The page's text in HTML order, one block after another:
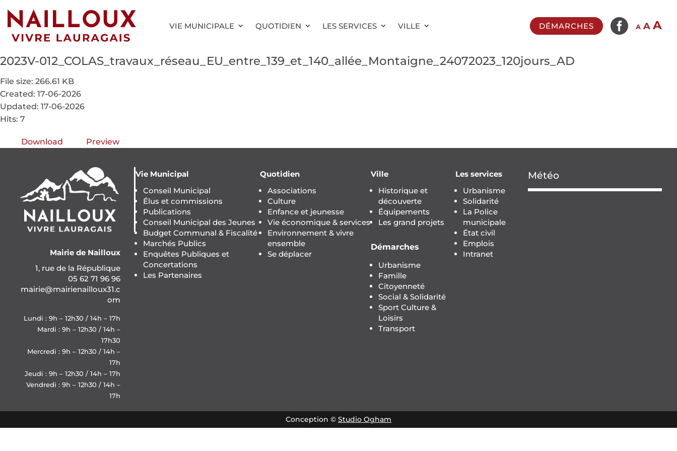
VIE MUNICIPALE QUOTIDIEN LES SERVICES VILLE DÉMARCHES  A Decrease
A Reset
A
2023V-012_COLAS_travaux_réseau_EU_entre_139_et_140_allée_Montaigne_24072023_120jours_AD
File size: 266.61 KB
Created: 17-06-2026
Updated: 17-06-2026
Hits: 7
Download Preview
Mairie de Nailloux
1, rue de la République
05 62 71 96 96
mairie@mairienailloux31.c
om
Lundi : 9h – 12h30 / 14h – 17h
Mardi : 9h – 12h30 / 14h –
17h30
Mercredi : 9h – 12h30 / 14h –
17h
Jeudi : 9h – 12h30 / 14h – 17h
Vendredi : 9h – 12h30 / 14h –
17h
Vie Municipal
Conseil Municipal
Élus et commissions
Publications
Conseil Municipal des Jeunes
Budget Communal & Fiscalité
Marchés Publics
Enquêtes Publiques et
Concertations
Les Partenaires
Quotidien
Associations
Culture
Enfance et jeunesse
Vie économique & services
Environnement & vivre
ensemble
Se déplacer
Ville
Historique et
découverte
Équipements
Les grand projets
Démarches
Urbanisme
Famille
Citoyenneté
Social & Solidarité
Sport Culture &
Loisirs
Transport
Les services
Urbanisme
Solidarité
La Police
municipale
État civil
Emplois
Intranet
Météo
Conception © Studio Ogham